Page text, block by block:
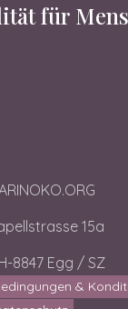
für
15a
8847 Egg / SZ
&